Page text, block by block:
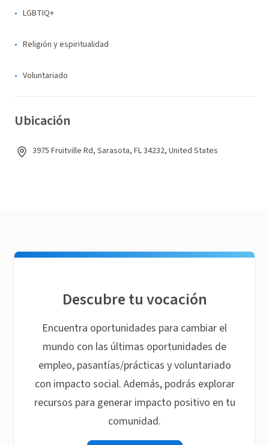
LGBTIQ+
Religión y espiritualidad
Voluntariado
Ubicación
3975 Fruitville Rd, Sarasota, FL 34232, United States
Descubre tu vocación
Encuentra oportunidades para cambiar el
mundo con las últimas oportunidades de
empleo, pasantías/prácticas y voluntariado
con impacto social. Además, podrás explorar
recursos para generar impacto positivo en tu
comunidad.